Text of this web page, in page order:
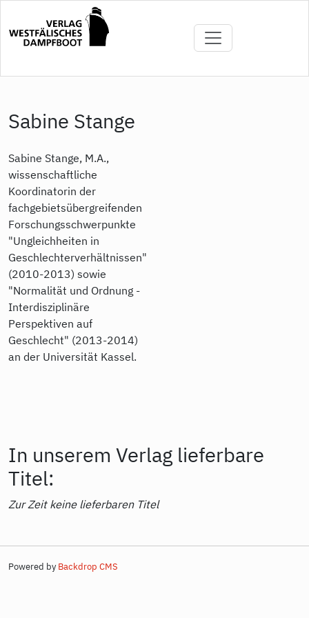
Inhalt
Sabine Stange
Sabine Stange, M.A.,
wissenschaftliche
Koordinatorin der
fachgebietsübergreifenden
Forschungsschwerpunkte
"Ungleichheiten in
Geschlechterverhältnissen"
(2010-2013) sowie
"Normalität und Ordnung -
Interdisziplinäre
Perspektiven auf
Geschlecht" (2013-2014)
an der Universität Kassel.
In unserem Verlag lieferbare
Titel:
Zur Zeit keine lieferbaren Titel
Powered by Backdrop CMS